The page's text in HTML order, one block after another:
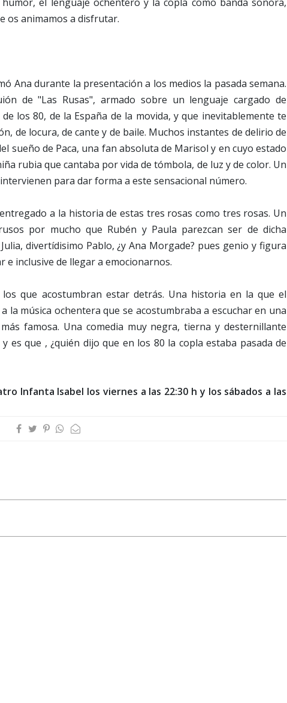
os animamos a disfrutar.
Ana durante la presentación a los medios la pasada semana.
de "Las Rusas", armado sobre un lenguaje cargado de
los 80, de la España de la movida, y que inevitablemente te
de locura, de cante y de baile. Muchos instantes de delirio de
sueño de Paca, una fan absoluta de Marisol y en cuyo estado
rubia que cantaba por vida de tómbola, de luz y de color. Un
para dar forma a este sensacional número.
a la historia de estas tres rosas como tres rosas. Un
por mucho que Rubén y Paula parezcan ser de dicha
divertídisimo Pablo, ¿y Ana Morgade? pues genio y figura
e inclusive de llegar a emocionarnos.
que acostumbran estar detrás. Una historia en la que el
la música ochentera que se acostumbraba a escuchar en una
famosa. Una comedia muy negra, tierna y desternillante
es que , ¿quién dijo que en los 80 la copla estaba pasada de
Infanta Isabel los viernes a las 22:30 h y los sábados a las